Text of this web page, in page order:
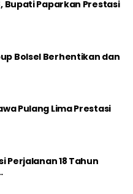
Bupati Paparkan Prestasi
Bolsel Berhentikan dan
Pulang Lima Prestasi
Perjalanan 18 Tahun